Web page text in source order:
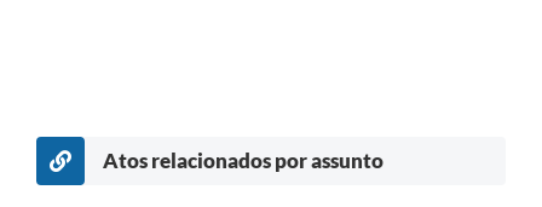
Atos relacionados por assunto